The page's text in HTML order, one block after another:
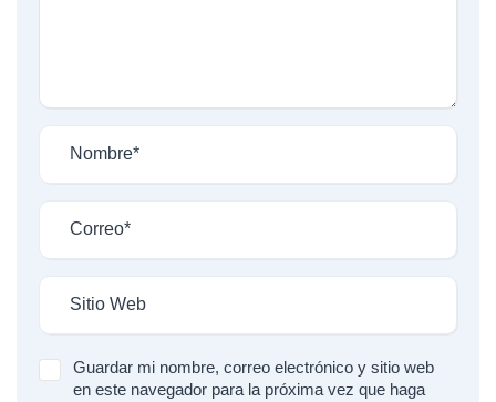
Guardar mi nombre, correo electrónico y sitio web
en este navegador para la próxima vez que haga